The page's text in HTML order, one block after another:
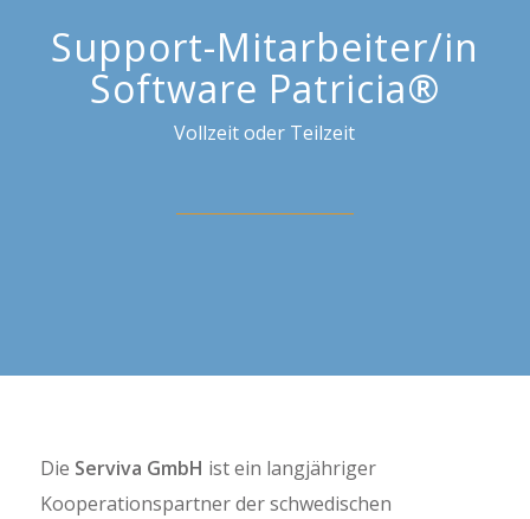
Support-Mitarbeiter/in
Software Patricia®
Vollzeit oder Teilzeit
Die Serviva GmbH ist ein langjähriger
Kooperationspartner der schwedischen